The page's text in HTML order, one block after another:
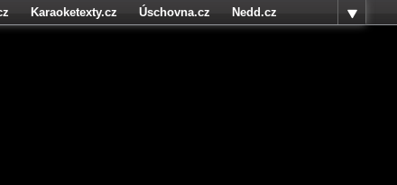
Karaoketexty.cz Úschovna.cz
Nedd.cz